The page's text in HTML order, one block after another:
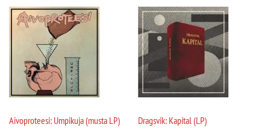
Aivoproteesi: Umpikuja (musta LP)
Dragsvik: Kapital (LP)